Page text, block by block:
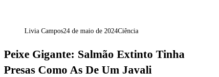
Livia Campos24 de maio de 2024Ciência
Peixe Gigante: Salmão Extinto Tinha
Presas Como As De Um Javali